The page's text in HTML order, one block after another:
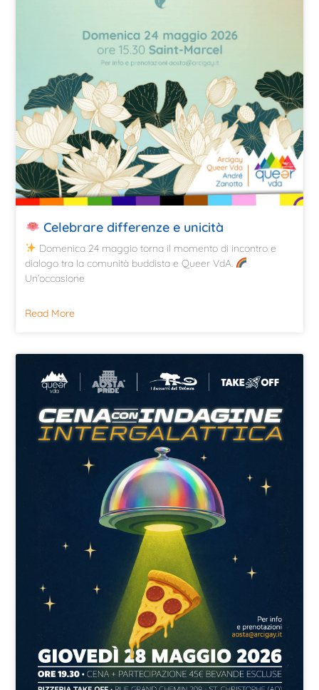
Celebrare differenze e unicità
Domenica 24 maggio torna il momento di incontro e
dialogo tra la comunità buddista e Queer VdA.
Un’occasione
Read More